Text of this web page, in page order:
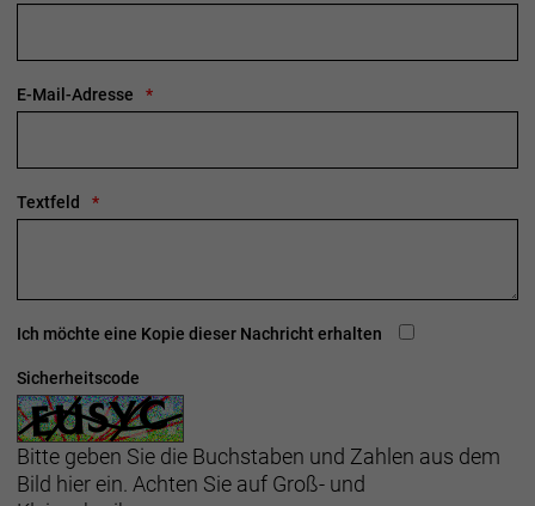
E-Mail-Adresse
Textfeld
Ich möchte eine Kopie dieser Nachricht erhalten
Sicherheitscode
Bitte geben Sie die Buchstaben und Zahlen aus dem
Bild hier ein. Achten Sie auf Groß- und